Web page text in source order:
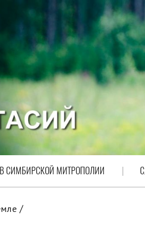
СИМБИРСКОЙ МИТРОПОЛИИ